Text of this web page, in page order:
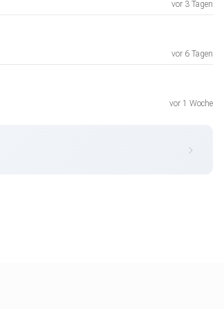
vor 3 Tagen
vor 6 Tagen
vor 1 Woche